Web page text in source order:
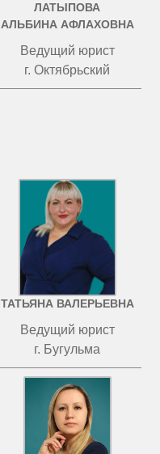
ЛАТЫПОВА
АЛЬБИНА АФЛАХОВНА
Ведущий юрист
г. Октябрьский
ЧИСТОВА
ТАТЬЯНА ВАЛЕРЬЕВНА
Ведущий юрист
г. Бугульма